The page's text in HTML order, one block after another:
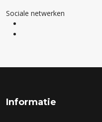
Sociale netwerken
Informatie